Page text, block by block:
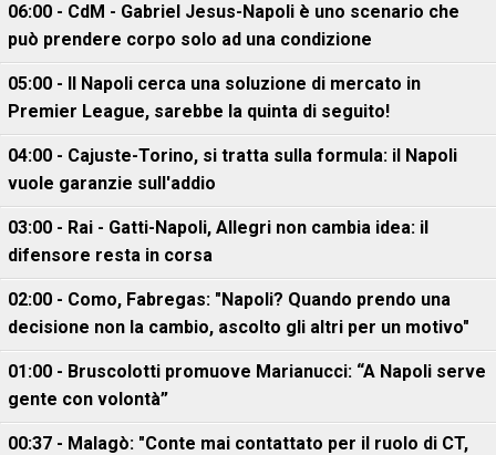
06:00 - CdM - Gabriel Jesus-Napoli è uno scenario che
può prendere corpo solo ad una condizione
05:00 - Il Napoli cerca una soluzione di mercato in
Premier League, sarebbe la quinta di seguito!
04:00 - Cajuste-Torino, si tratta sulla formula: il Napoli
vuole garanzie sull'addio
03:00 - Rai - Gatti-Napoli, Allegri non cambia idea: il
difensore resta in corsa
02:00 - Como, Fabregas: "Napoli? Quando prendo una
decisione non la cambio, ascolto gli altri per un motivo"
01:00 - Bruscolotti promuove Marianucci: “A Napoli serve
gente con volontà”
00:37 - Malagò: "Conte mai contattato per il ruolo di CT,